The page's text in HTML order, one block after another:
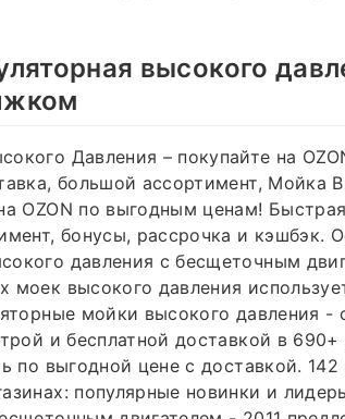
высокого
Давления – покупайте на
большой ассортимент, Мойка
OZON по выгодным ценам!
бонусы, рассрочка и кэшбэк.
давления с бесщеточным
моек высокого давления
мойки высокого давления
и бесплатной доставкой в
по выгодной цене с доставкой.
популярные новинки и